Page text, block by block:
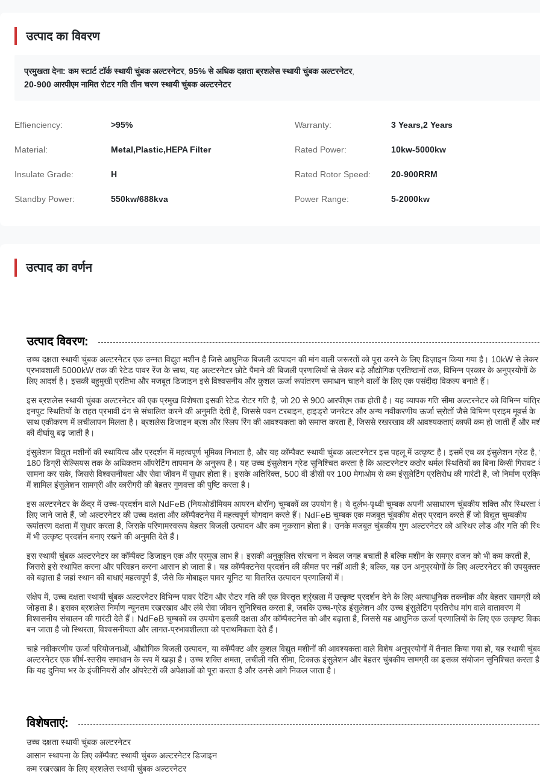
उत्पाद का विवरण
प्रमुखता देना: कम स्टार्ट टॉर्क स्थायी चुंबक अल्टरनेटर, 95% से अधिक दक्षता ब्रशलेस स्थायी चुंबक अल्टरनेटर,
20-900 आरपीएम नामित रोटर गति तीन चरण स्थायी चुंबक अल्टरनेटर
Effienciency: >95% Warranty: 3 Years,2 Years
Material: Metal,Plastic,HEPA Filter Rated Power: 10kw-5000kw
Insulate Grade: H Rated Rotor Speed: 20-900RRM
Standby Power: 550kw/688kva Power Range: 5-2000kw
उत्पाद का वर्णन
उत्पाद विवरण:
उच्च दक्षता स्थायी चुंबक अल्टरनेटर एक उन्नत विद्युत मशीन है जिसे आधुनिक बिजली उत्पादन की मांग वाली जरूरतों को पूरा करने के लिए डिज़ाइन किया गया है। 10kW से लेकर
प्रभावशाली 5000kW तक की रेटेड पावर रेंज के साथ, यह अल्टरनेटर छोटे पैमाने की बिजली प्रणालियों से लेकर बड़े औद्योगिक प्रतिष्ठानों तक, विभिन्न प्रकार के अनुप्रयोगों के
लिए आदर्श है। इसकी बहुमुखी प्रतिभा और मजबूत डिजाइन इसे विश्वसनीय और कुशल ऊर्जा रूपांतरण समाधान चाहने वालों के लिए एक पसंदीदा विकल्प बनाते हैं।
इस ब्रशलेस स्थायी चुंबक अल्टरनेटर की एक प्रमुख विशेषता इसकी रेटेड रोटर गति है, जो 20 से 900 आरपीएम तक होती है। यह व्यापक गति सीमा अल्टरनेटर को विभिन्न
इनपुट स्थितियों के तहत प्रभावी ढंग से संचालित करने की अनुमति देती है, जिससे पवन टरबाइन, हाइड्रो जनरेटर और अन्य नवीकरणीय ऊर्जा स्रोतों जैसे विभिन्न प्राइम मूवर्स के
साथ एकीकरण में लचीलापन मिलता है। ब्रशलेस डिजाइन ब्रश और स्लिप रिंग की आवश्यकता को समाप्त करता है, जिससे रखरखाव की आवश्यकताएं काफी कम हो जाती हैं और
की दीर्घायु बढ़ जाती है।
इंसुलेशन विद्युत मशीनों की स्थायित्व और प्रदर्शन में महत्वपूर्ण भूमिका निभाता है, और यह कॉम्पैक्ट स्थायी चुंबक अल्टरनेटर इस पहलू में उत्कृष्ट है। इसमें एच का इंसुलेशन ग्रेड है,
180 डिग्री सेल्सियस तक के अधिकतम ऑपरेटिंग तापमान के अनुरूप है। यह उच्च इंसुलेशन ग्रेड सुनिश्चित करता है कि अल्टरनेटर कठोर थर्मल स्थितियों का बिना किसी गिरावट
सामना कर सके, जिससे विश्वसनीयता और सेवा जीवन में सुधार होता है। इसके अतिरिक्त, 500 वी डीसी पर 100 मेगाओम से कम इंसुलेटिंग प्रतिरोध की गारंटी है, जो निर्माण
में शामिल इंसुलेशन सामग्री और कारीगरी की बेहतर गुणवत्ता की पुष्टि करता है।
इस अल्टरनेटर के केंद्र में उच्च-प्रदर्शन वाले NdFeB (नियओडीमियम आयरन बोरॉन) चुम्बकों का उपयोग है। ये दुर्लभ-पृथ्वी चुम्बक अपनी असाधारण चुंबकीय शक्ति और स्थिरता
लिए जाने जाते हैं, जो अल्टरनेटर की उच्च दक्षता और कॉम्पैक्टनेस में महत्वपूर्ण योगदान करते हैं। NdFeB चुम्बक एक मजबूत चुंबकीय क्षेत्र प्रदान करते हैं जो विद्युत चुम्बकीय
रूपांतरण दक्षता में सुधार करता है, जिसके परिणामस्वरूप बेहतर बिजली उत्पादन और कम नुकसान होता है। उनके मजबूत चुंबकीय गुण अल्टरनेटर को अस्थिर लोड और गति की
में भी उत्कृष्ट प्रदर्शन बनाए रखने की अनुमति देते हैं।
इस स्थायी चुंबक अल्टरनेटर का कॉम्पैक्ट डिजाइन एक और प्रमुख लाभ है। इसकी अनुकूलित संरचना न केवल जगह बचाती है बल्कि मशीन के समग्र वजन को भी कम करती है,
जिससे इसे स्थापित करना और परिवहन करना आसान हो जाता है। यह कॉम्पैक्टनेस प्रदर्शन की कीमत पर नहीं आती है; बल्कि, यह उन अनुप्रयोगों के लिए अल्टरनेटर की
को बढ़ाता है जहां स्थान की बाधाएं महत्वपूर्ण हैं, जैसे कि मोबाइल पावर यूनिट या वितरित उत्पादन प्रणालियों में।
संक्षेप में, उच्च दक्षता स्थायी चुंबक अल्टरनेटर विभिन्न पावर रेटिंग और रोटर गति की एक विस्तृत श्रृंखला में उत्कृष्ट प्रदर्शन देने के लिए अत्याधुनिक तकनीक और बेहतर सामग्री को
जोड़ता है। इसका ब्रशलेस निर्माण न्यूनतम रखरखाव और लंबे सेवा जीवन सुनिश्चित करता है, जबकि उच्च-ग्रेड इंसुलेशन और उच्च इंसुलेटिंग प्रतिरोध मांग वाले वातावरण में
विश्वसनीय संचालन की गारंटी देते हैं। NdFeB चुम्बकों का उपयोग इसकी दक्षता और कॉम्पैक्टनेस को और बढ़ाता है, जिससे यह आधुनिक ऊर्जा प्रणालियों के लिए एक उत्कृष्ट
बन जाता है जो स्थिरता, विश्वसनीयता और लागत-प्रभावशीलता को प्राथमिकता देते हैं।
चाहे नवीकरणीय ऊर्जा परियोजनाओं, औद्योगिक बिजली उत्पादन, या कॉम्पैक्ट और कुशल विद्युत मशीनों की आवश्यकता वाले विशेष अनुप्रयोगों में तैनात किया गया हो, यह स्थायी
अल्टरनेटर एक शीर्ष-स्तरीय समाधान के रूप में खड़ा है। उच्च शक्ति क्षमता, लचीली गति सीमा, टिकाऊ इंसुलेशन और बेहतर चुंबकीय सामग्री का इसका संयोजन सुनिश्चित करता है
कि यह दुनिया भर के इंजीनियरों और ऑपरेटरों की अपेक्षाओं को पूरा करता है और उनसे आगे निकल जाता है।
विशेषताएं:
उच्च दक्षता स्थायी चुंबक अल्टरनेटर
आसान स्थापना के लिए कॉम्पैक्ट स्थायी चुंबक अल्टरनेटर डिजाइन
कम रखरखाव के लिए ब्रशलेस स्थायी चुंबक अल्टरनेटर